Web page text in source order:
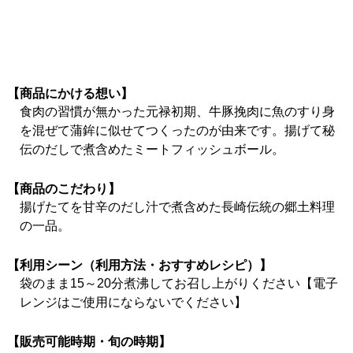
【商品にかける想い】
食肉の習慣が無かった元禄初期、牛豚挽肉に魚のすり身
を混ぜて蒲鉾に似せてつくったのが由来です。揚げて秘
伝のだしで煮含めたミートフィッシュボール。
【商品のこだわり】
揚げたてを甘辛のだし汁で煮含めた長崎伝統の郷土料理
の一品。
【利用シーン（利用方法・おすすめレシピ）】
袋のまま15～20分煮沸してお召し上がりください【電子
レンジはご使用にならないでください】
【販売可能時期・旬の時期】